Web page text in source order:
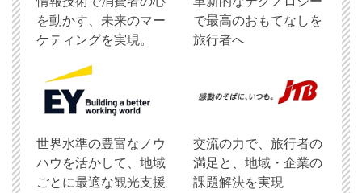
を動かす、未来のマー
ケティングを実現。
で最高のおもてなしを
旅行者へ
世界水準の豊富なノウ
ハウを活かして、地域
ごとに最適な観光支援
交流の力で、旅行者の
満足と、地域・企業の
課題解決を実現